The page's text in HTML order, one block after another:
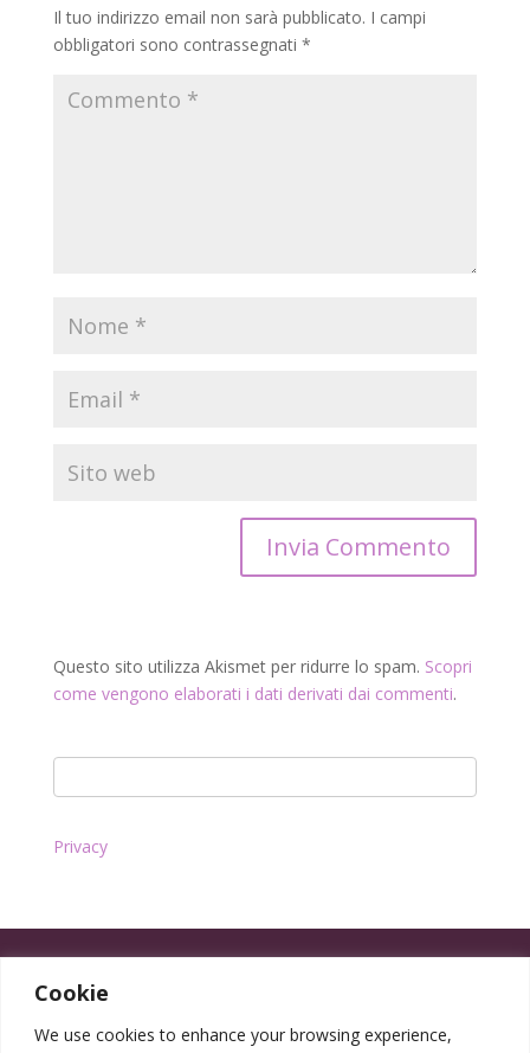
Cookie
We use cookies to enhance your browsing experience,
Il tuo indirizzo email non sarà pubblicato. I campi
obbligatori sono contrassegnati *
Questo sito utilizza Akismet per ridurre lo spam. Scopri
come vengono elaborati i dati derivati dai commenti.
Privacy